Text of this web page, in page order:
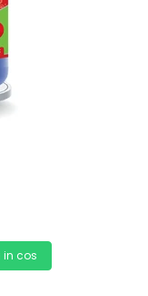
cos